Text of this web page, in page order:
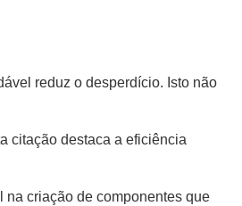
reduz o desperdício. Isto não
citação destaca a eficiência
criação de componentes que